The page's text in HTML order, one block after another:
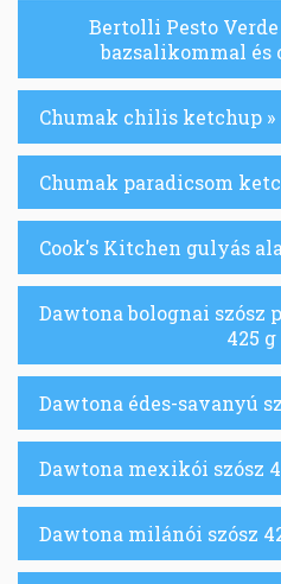
Bertolli Pesto Verde
bazsalikommal és
Chumak chilis ketchup »
Chumak paradicsom
Cook's Kitchen gulyás
Dawtona bolognai szósz
425 g
Dawtona édes-savanyú
Dawtona mexikói szósz
Dawtona milánói szósz